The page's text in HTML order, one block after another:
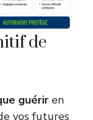
de
guérir en
vos futures